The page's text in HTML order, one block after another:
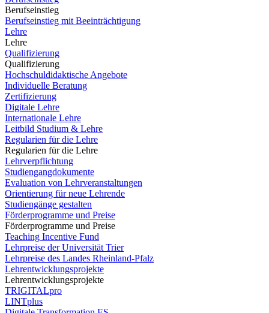
Berufseinstieg
Berufseinstieg mit Beeinträchtigung
Lehre
Lehre
Qualifizierung
Qualifizierung
Hochschuldidaktische Angebote
Individuelle Beratung
Zertifizierung
Digitale Lehre
Internationale Lehre
Leitbild Studium & Lehre
Regularien für die Lehre
Regularien für die Lehre
Lehrverpflichtung
Studiengangdokumente
Evaluation von Lehrveranstaltungen
Orientierung für neue Lehrende
Studiengänge gestalten
Förderprogramme und Preise
Förderprogramme und Preise
Teaching Incentive Fund
Lehrpreise der Universität Trier
Lehrpreise des Landes Rheinland-Pfalz
Lehrentwicklungsprojekte
Lehrentwicklungsprojekte
TRIGITALpro
LINTplus